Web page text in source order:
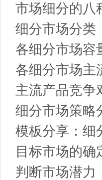
市场细分的八
细分市场分类
各细分市场容
各细分市场主
主流产品竞争
细分市场策略
模板分享：细
目标市场的确
判断市场潜力